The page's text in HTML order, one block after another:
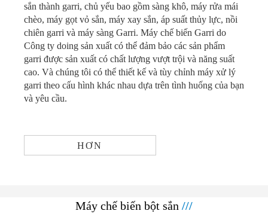
sắn thành garri, chủ yếu bao gồm sàng khô, máy rửa mái
chèo, máy gọt vỏ sắn, máy xay sắn, áp suất thủy lực, nồi
chiên garri và máy sàng Garri. Máy chế biến Garri do
Công ty doing sản xuất có thể đảm bảo các sản phẩm
garri được sản xuất có chất lượng vượt trội và năng suất
cao. Và chúng tôi có thể thiết kế và tùy chỉnh máy xử lý
garri theo cấu hình khác nhau dựa trên tình huống của bạn
và yêu cầu.
HƠN
Máy chế biến bột sắn ///